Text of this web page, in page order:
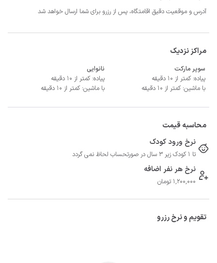
- فاصله تا پمپ بنزین 3 کیلومتر
آدرس و موقعیت دقیق اقامتگاه، پس از رزرو برای شما ارسال خواهد شد
مراکز نزدیک
سوپر مارکت
پیاده: کمتر از 10 دقیقه
با ماشین: کمتر از 10 دقیقه
نانوایی
پیاده: کمتر از 10 دقیقه
با ماشین: کمتر از 10 دقیقه
محاسبه قیمت
نرخ ورود کودک
تا 1 کودک زیر 3 سال در صورتحساب لحاظ نمی گردد
نرخ هر نفر اضافه
1,200,000 تومان
تقویم و نرخ رزرو